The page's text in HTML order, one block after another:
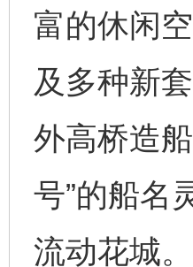
富的休闲
及多种新
外高桥造
号”的船名
流动花城